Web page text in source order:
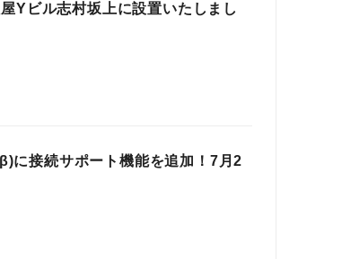
Yビル志村坂上に設置いたしまし
に接続サポート機能を追加！7月2